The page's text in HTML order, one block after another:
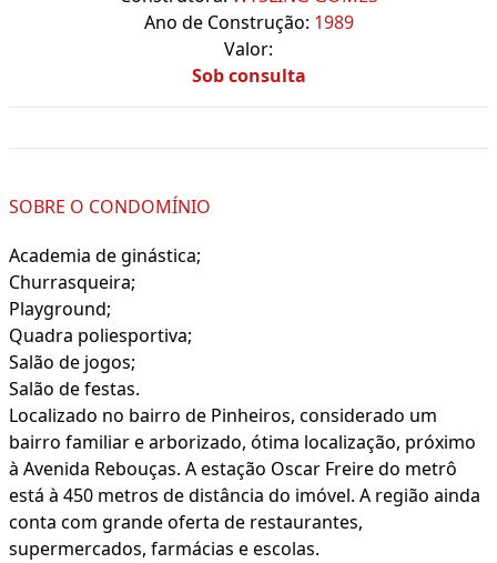
Ano de Construção: 1989
Valor:
Sob consulta
SOBRE O CONDOMÍNIO
Academia de ginástica;
Churrasqueira;
Playground;
Quadra poliesportiva;
Salão de jogos;
Salão de festas.
Localizado no bairro de Pinheiros, considerado um
bairro familiar e arborizado, ótima localização, próximo
à Avenida Rebouças. A estação Oscar Freire do metrô
está à 450 metros de distância do imóvel. A região ainda
conta com grande oferta de restaurantes,
supermercados, farmácias e escolas.